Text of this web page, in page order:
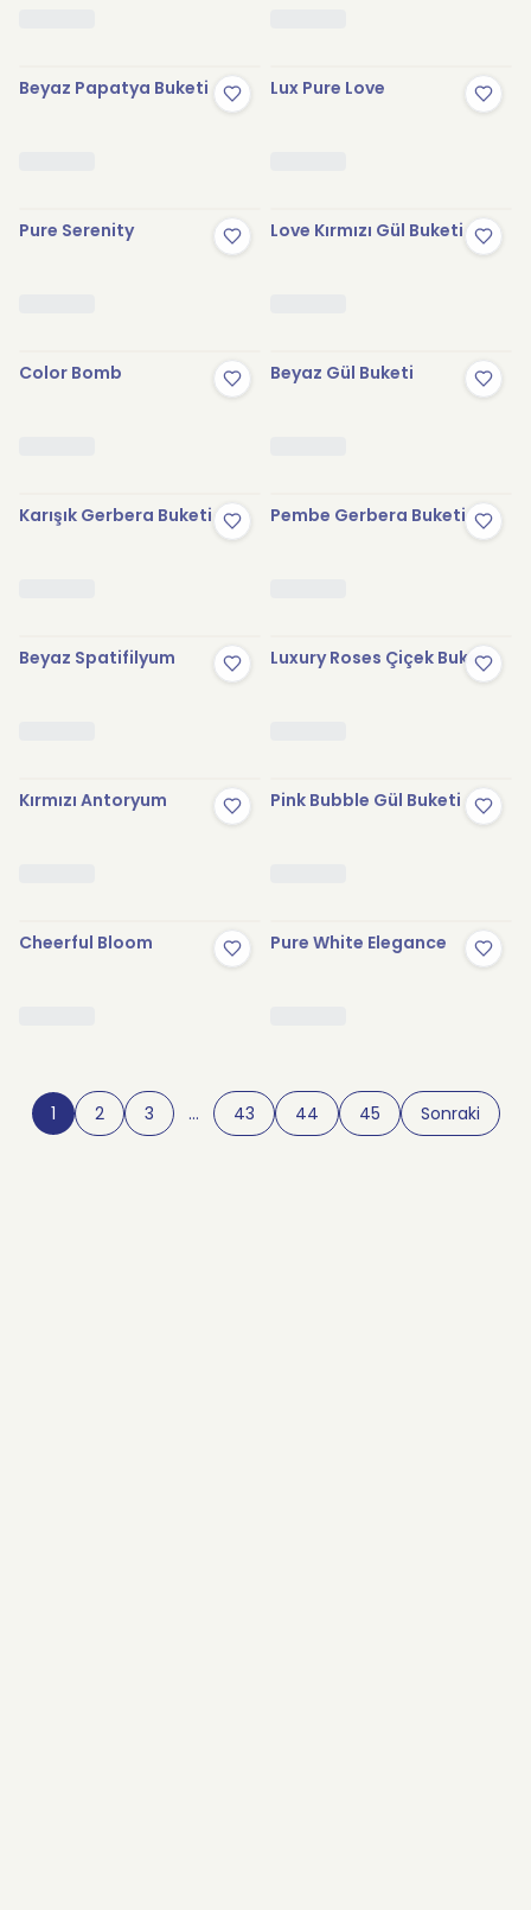
Beyaz Papatya Buketi Lux Pure Love
Pure Serenity Love Kırmızı Gül Buketi
Color Bomb Beyaz Gül Buketi
Karışık Gerbera Buketi Pembe Gerbera Buketi
Beyaz Spatifilyum Luxury Roses Çiçek Buketi
Kırmızı Antoryum Pink Bubble Gül Buketi
Cheerful Bloom Pure White Elegance
1 2 3 … 43 44 45 Sonraki